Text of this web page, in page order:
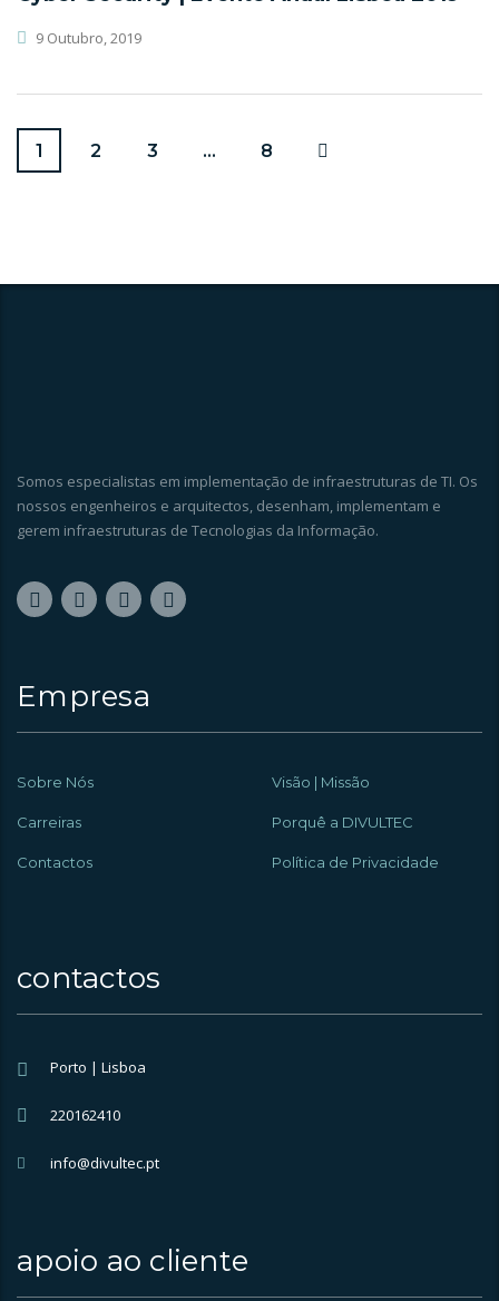
9 Outubro, 2019
1 2 3 … 8
Somos especialistas em implementação de infraestruturas de TI. Os
nossos engenheiros e arquitectos, desenham, implementam e
gerem infraestruturas de Tecnologias da Informação.
Empresa
Sobre Nós Visão | Missão
Carreiras Porquê a DIVULTEC
Contactos Política de Privacidade
contactos
Porto | Lisboa
220162410
info@divultec.pt
apoio ao cliente